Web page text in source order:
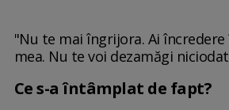
"Nu te mai îngrijora. Ai
mea. Nu te voi dezamăgi
Ce s-a întâmplat de fapt?